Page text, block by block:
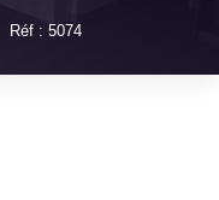
Réf : 5074